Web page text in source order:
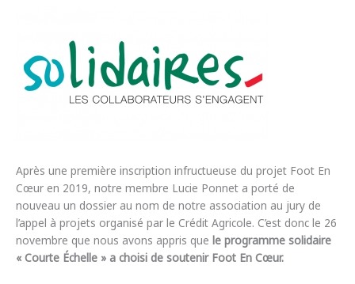
Après une première inscription infructueuse du projet Foot En
Cœur en 2019, notre membre Lucie Ponnet a porté de
nouveau un dossier au nom de notre association au jury de
l’appel à projets organisé par le Crédit Agricole. C’est donc le 26
novembre que nous avons appris que le programme solidaire
« Courte Échelle » a choisi de soutenir Foot En Cœur.